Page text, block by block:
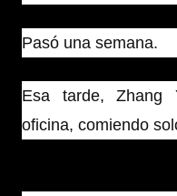
Pasó una semana.
Esa tarde, Zhang
oficina, comiendo